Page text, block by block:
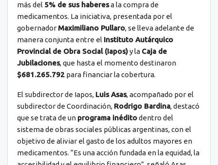
más del 5% de sus haberesa la compra de
medicamentos. La iniciativa, presentada por el
gobernador Maximiliano Pullaro, se lleva adelante de
manera conjunta entre el Instituto Autárquico
Provincial de Obra Social (Iapos)y la Caja de
Jubilaciones, que hasta el momento destinaron
$681.265.792 para financiar la cobertura.
El subdirector de Iapos, Luis Asas, acompañado por el
subdirector de Coordinación, Rodrigo Bardina, destacó
que se trata de un programa inéditodentro del
sistema de obras sociales públicas argentinas, con el
objetivo de aliviar el gasto de los adultos mayores en
medicamentos. “Es una acción fundada en la equidad, la